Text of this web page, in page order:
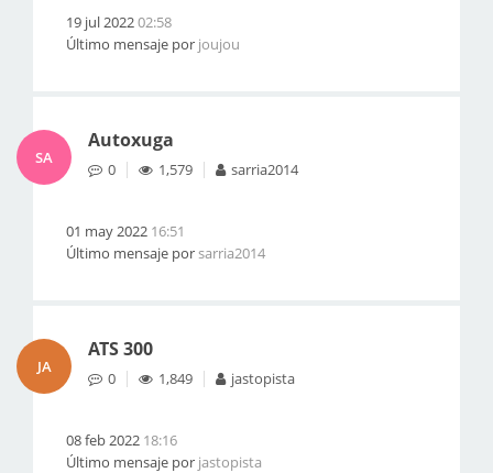
19 jul 202202:58
Último mensaje por joujou
SA
Autoxuga
0 1,579 sarria2014
01 may 2022 16:51
Último mensaje porsarria2014
JA
ATS 300
0 1,849 jastopista
08 feb 2022 18:16
Último mensaje por jastopista